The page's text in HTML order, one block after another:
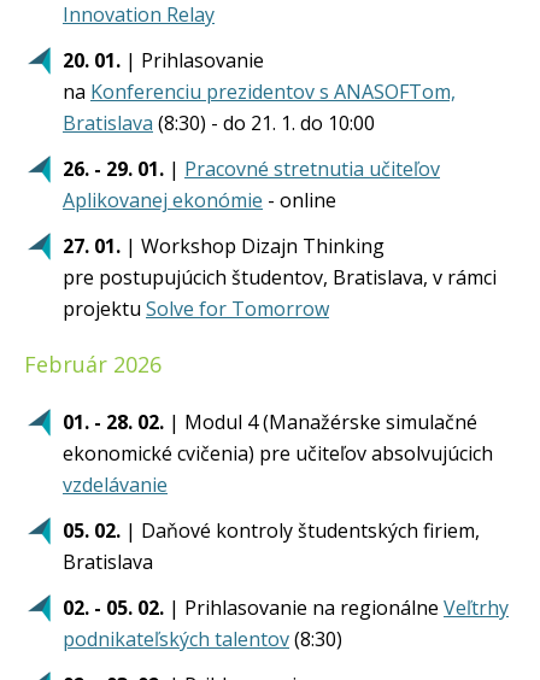
Innovation Relay
20. 01. | Prihlasovanie
na Konferenciu prezidentov s ANASOFTom,
Bratislava (8:30) - do 21. 1. do 10:00
26. - 29. 01. | Pracovné stretnutia učiteľov
Aplikovanej ekonómie - online
27. 01. | Workshop Dizajn Thinking
pre postupujúcich študentov, Bratislava, v rámci
projektu Solve for Tomorrow
Február 2026
01. - 28. 02. | Modul 4 (Manažérske simulačné
ekonomické cvičenia) pre učiteľov absolvujúcich
vzdelávanie
05. 02. | Daňové kontroly študentských firiem,
Bratislava
02. - 05. 02. | Prihlasovanie na regionálne Veľtrhy
podnikateľských talentov(8:30)